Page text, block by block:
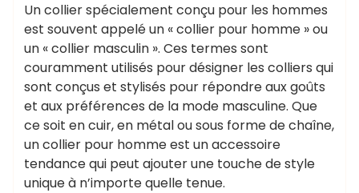
Un collier spécialement conçu pour les hommes
est souvent appelé un « collier pour homme » ou
un « collier masculin ». Ces termes sont
couramment utilisés pour désigner les colliers qui
sont conçus et stylisés pour répondre aux goûts
et aux préférences de la mode masculine. Que
ce soit en cuir, en métal ou sous forme de chaîne,
un collier pour homme est un accessoire
tendance qui peut ajouter une touche de style
unique à n’importe quelle tenue.